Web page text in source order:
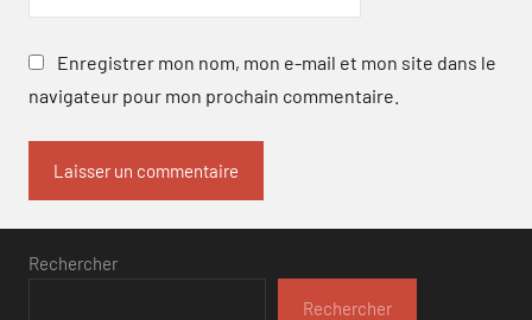
Enregistrer mon nom, mon e-mail et mon site dans le
navigateur pour mon prochain commentaire.
Rechercher
Rechercher